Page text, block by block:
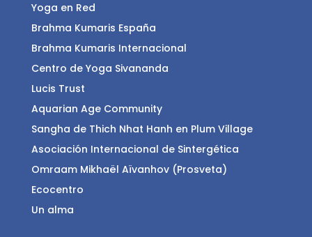
Yoga en Red
Brahma Kumaris España
Brahma Kumaris Internacional
Centro de Yoga Sivananda
Lucis Trust
Aquarian Age Community
Sangha de Thich Nhat Hanh en Plum Village
Asociación Internacional de Sintergética
Omraam Mikhaël Aïvanhov (Prosveta)
Ecocentro
Un alma